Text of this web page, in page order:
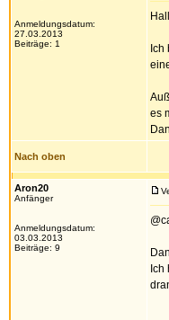
Anmeldungsdatum:
27.03.2013
Beiträge: 1
es
Nach oben
Aron20
Anfänger
Anmeldungsdatum:
03.03.2013
Beiträge: 9